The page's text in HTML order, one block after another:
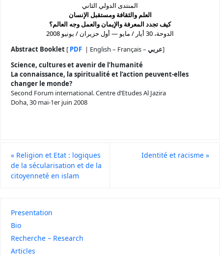
المنتدى الدولي الثاني
العلم والثقافة ومستقبل الإنسان
كيف تجدد المعرفة والإيمان والعمل وجه العالم؟
الدوحة، 30 أيار / مايو — أول حزيران / يونيو 2008
Abstract Booklet [ PDF | English – Français – عربي]
Science, cultures et avenir de l’humanité
La connaissance, la spiritualité et l’action peuvent-elles
changer le monde?
Second Forum international. Centre d’Etudes Al Jazira
Doha, 30 mai-1er juin 2008
« Religion et Etat : logiques
de la sécularisation et de la
citoyenneté en islam
Identité et racisme »
Presentation
Bio
Recherche – Research
Articles